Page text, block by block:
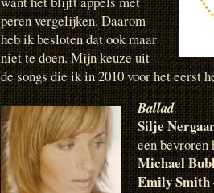
peren vergelijken. Daarom
heb ik besloten dat ook maar
niet te doen. Mijn keuze uit
de songs die ik in 2010 voor het eerst
Ballad
Silje
een bevroren
Michael
Emily Smith